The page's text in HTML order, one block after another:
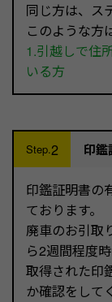
同じ方は、ス
このような方
1.引越しで住
いる方
Step.2 印
印鑑証明書の
ております。
廃車のお引取
ら2週間程度
取得された印
か確認をして